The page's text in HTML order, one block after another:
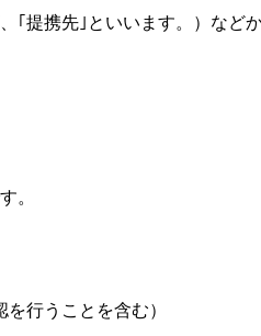
｢提携先｣といいます。）など
。
行うことを含む）